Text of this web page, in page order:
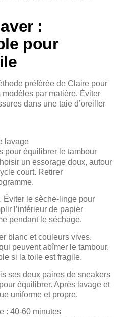
:
pour
préférée de Claire pour
par matière. Éviter
dans une taie d’oreiller
lavage
pour équilibrer le tambour
un essorage doux, autour
court. Retirer
Éviter le sèche-linge pour
l’intérieur de papier
pendant le séchage.
blanc et couleurs vives.
peuvent abîmer le tambour.
si la toile est fragile.
ses deux paires de sneakers
équilibrer. Après lavage et
uniforme et propre.
: 40-60 minutes